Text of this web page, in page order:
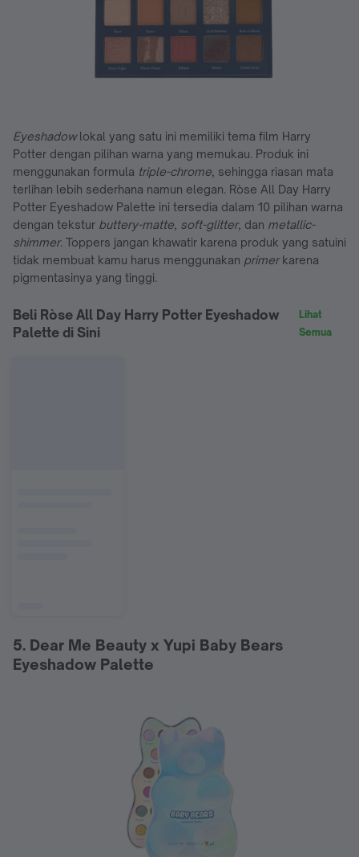
Eyeshadowlokal yang satu ini memiliki tema film Harry
Potter dengan pilihan warna yang memukau. Produk ini
menggunakan formula triple-chrome, sehingga riasan mata
terlihan lebih sederhana namun elegan. Ròse All Day Harry
Potter Eyeshadow Palette ini tersedia dalam 10 pilihan warna
dengan tekstur buttery-matte, soft-glitter, dan metallic-
shimmer. Toppers jangan khawatir karena produk yang satuini
tidak membuat kamu harus menggunakan primerkarena
pigmentasinya yang tinggi.
Beli Ròse All Day Harry Potter Eyeshadow
Palette di Sini
Lihat
Semua
5. Dear Me Beauty x Yupi Baby Bears
Eyeshadow Palette